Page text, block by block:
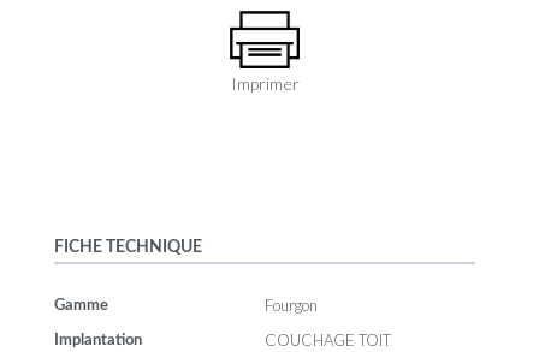
Imprimer
FICHE TECHNIQUE
Gamme Fourgon
Implantation
COUCHAGE TOIT